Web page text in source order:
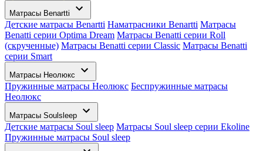
Матрасы Benartti
Детские матрасы Benartti Наматрасники Benartti Матрасы
Benatti серии Optima Dream Матрасы Benatti серии Roll
(скрученные) Матрасы Benatti серии Classic Матрасы Benatti
серии Smart
Матрасы Неолюкс
Пружинные матрасы Неолюкс Беспружинные матрасы
Неолюкс
Матрасы Soulsleep
Детские матрасы Soul sleep Матрасы Soul sleep серии Ekoline
Пружинные матрасы Soul sleep